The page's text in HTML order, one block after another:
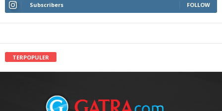
Subscribers FOLLOW